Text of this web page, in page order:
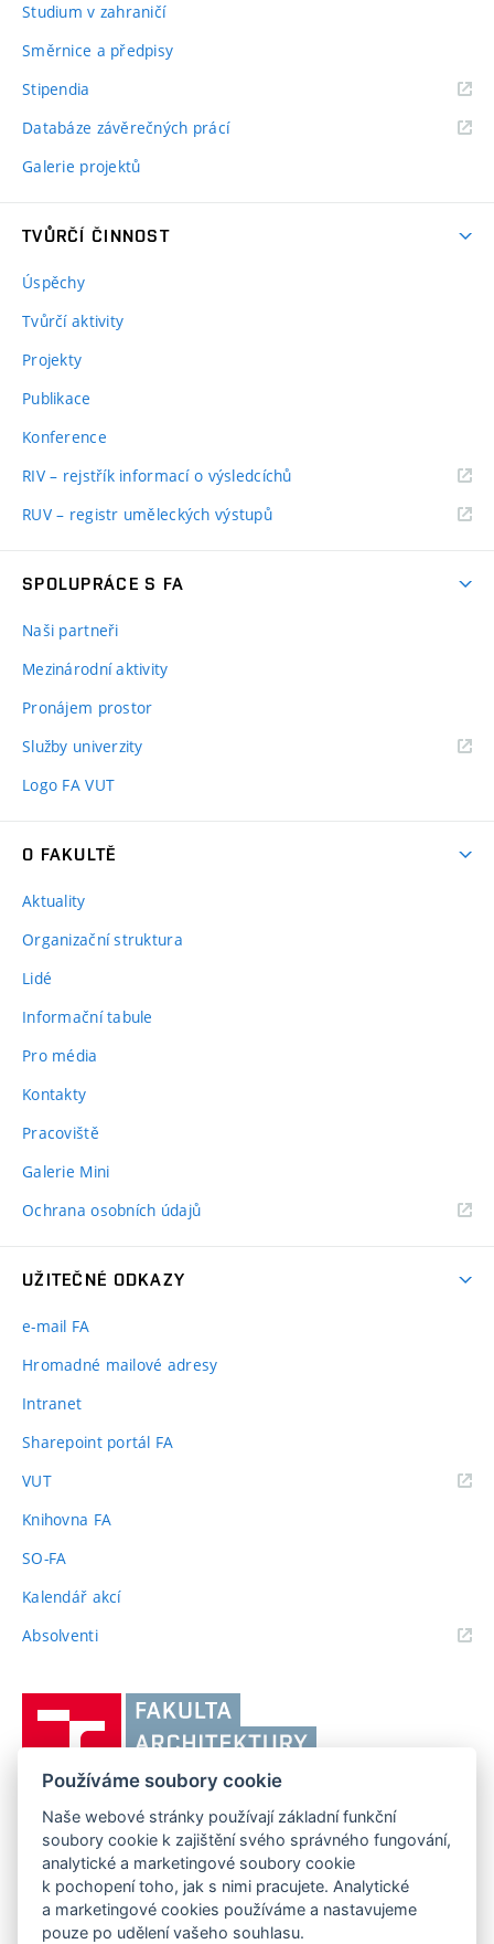
Studium v zahraničí
Směrnice a předpisy
Stipendia
Databáze závěrečných prácí
Galerie projektů
TVŮRČÍ ČINNOST
Úspěchy
Tvůrčí aktivity
Projekty
Publikace
Konference
RIV – rejstřík informací o výsledcíchů
RUV – registr uměleckých výstupů
SPOLUPRÁCE S FA
Naši partneři
Mezinárodní aktivity
Pronájem prostor
Služby univerzity
Logo FA VUT
O FAKULTĚ
Aktuality
Organizační struktura
Lidé
Informační tabule
Pro média
Kontakty
Pracoviště
Galerie Mini
Ochrana osobních údajů
UŽITEČNÉ ODKAZY
e-mail FA
Hromadné mailové adresy
Intranet
Sharepoint portál FA
VUT(externí
Knihovna FA
SO-FA
Kalendář akcí
Absolventi(externí
Brně,
Fakulta
architektury
FAKULTA ARCHITEKTURY VUT V BRNĚ
Poříčí 273/5, 639 00 Brno
Telefon: 54114 6600
www.fa.vutbr.cz
info@fa.vutbr.cz
Používáme soubory cookie
Naše webové stránky používají základní funkční
soubory cookie k zajištění svého správného fungování,
analytické a marketingové soubory cookie
k pochopení toho, jak s nimi pracujete. Analytické
a marketingové cookies používáme a nastavujeme
pouze po udělení vašeho souhlasu.